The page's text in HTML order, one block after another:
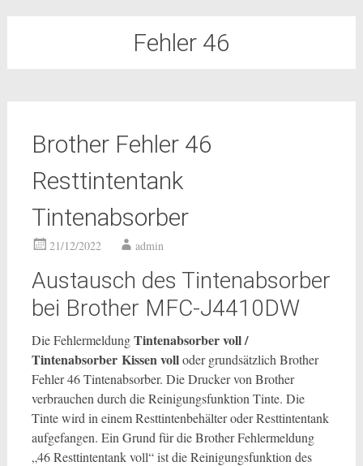
Fehler 46
Brother Fehler 46
Resttintentank
Tintenabsorber
21/12/2022 admin
Austausch des Tintenabsorber
bei Brother MFC-J4410DW
Die FehlermeldungTintenabsorber voll /
Tintenabsorber Kissen volloder grundsätzlich Brother
Fehler 46 Tintenabsorber. Die Drucker von Brother
verbrauchen durch die Reinigungsfunktion Tinte. Die
Tinte wird in einem Resttintenbehälter oder Resttintentank
aufgefangen. Ein Grund für die Brother Fehlermeldung
„46 Resttintentank voll“ ist die Reinigungsfunktion des